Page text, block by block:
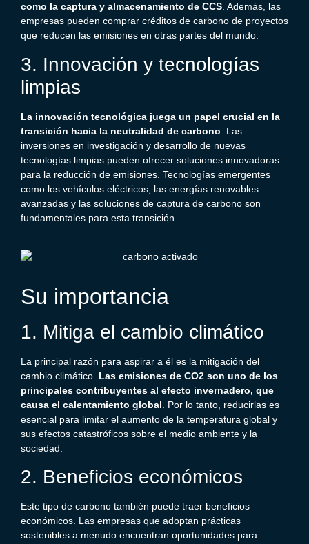
como la captura y almacenamiento de CCS. Además, las
empresas pueden comprar créditos de carbono de proyectos
que reducen las emisiones en otras partes del mundo.
3. Innovación y tecnologías
limpias
La innovación tecnológica juega un papel crucial en la
transición hacia la neutralidad de carbono . Las
inversiones en investigación y desarrollo de nuevas
tecnologías limpias pueden ofrecer soluciones innovadoras
para la reducción de emisiones. Tecnologías emergentes
como los vehículos eléctricos, las energías renovables
avanzadas y las soluciones de captura de carbono son
fundamentales para esta transición.
Su importancia
1. Mitiga el cambio climático
La principal razón para aspirar a él es la mitigación del
cambio climático. Las emisiones de CO2 son uno de los
principales contribuyentes al efecto invernadero, que
causa el calentamiento global . Por lo tanto, reducirlas es
esencial para limitar el aumento de la temperatura global y
sus efectos catastróficos sobre el medio ambiente y la
sociedad.
2. Beneficios económicos
Este tipo de carbono también puede traer beneficios
económicos. Las empresas que adoptan prácticas
sostenibles a menudo encuentran oportunidades para